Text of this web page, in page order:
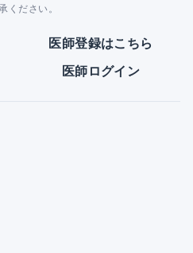
ください。
医師登録はこちら
医師ログイン